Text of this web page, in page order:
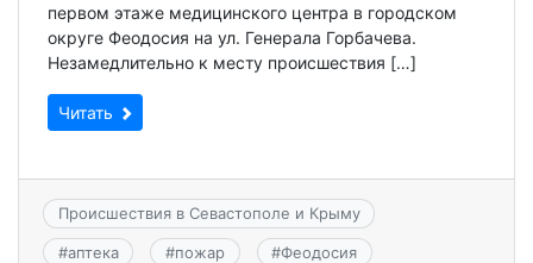
первом этаже медицинского центра в городском
округе Феодосия на ул. Генерала Горбачева.
Незамедлительно к месту происшествия […]
Читать
Происшествия в Севастополе и Крыму
#аптека #пожар #Феодосия